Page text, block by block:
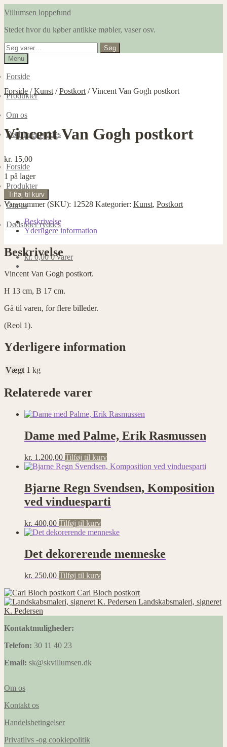
Spring
navigation
Spring
indhold
Villumsen loppefund
Stedet hvor du køber antikke møbler, vaser osv.
Søg
efter:
Søg
Menu
Forside
Produkter
Om os
Dødsboer ryddes
Forside
Produkter
Om os
Dødsboer ryddes
kr.0,00 0 varer
Forside /Kunst /Postkort /Vincent Van Gogh postkort
Vincent Van Gogh postkort
kr. 15,00
1 på lager
Vincent
Van
Gogh
postkort
antal
Tilføj til kurv
Varenummer (SKU): 12528 Kategorier: Kunst, Postkort
Beskrivelse
Yderligere information
Beskrivelse
Vincent Van Gogh postkort.
H 13 cm, B 17 cm.
Gå til varen, for flere billeder.
(Reol 1).
Yderligere information
Vægt 1 kg
Relaterede varer
Dame med Palme, Erik Rasmussen
kr. 1.200,00 Tilføj til kurv
Bjarne Regn Svendsen, Komposition
ved vinduesparti
kr. 400,00 Tilføj til kurv
Det dekorerende menneske
kr. 250,00 Tilføj til kurv
Carl Bloch postkort
Landskabsmaleri, signeret
K. Pedersen
Kontaktmuligheder:
Telefon: 30 11 40 23
Email: sk@skvillumsen.dk
Om os
Kontakt os
Handelsbetingelser
Privatlivs -og cookiepolitik